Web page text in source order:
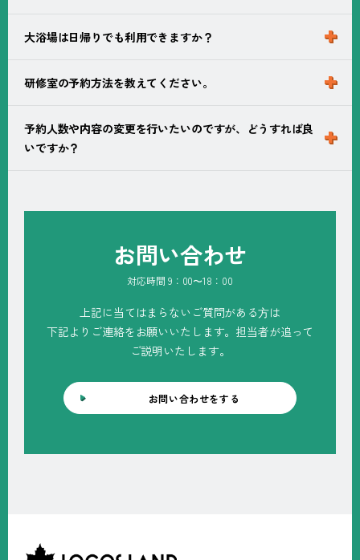
団体の宿泊、BBQのご予約は180日前より承っておりま
大浴場は日帰りでも利用できますか？
ご利用可能です。プラムイン城陽1階にて19時まで受付し
様は事前にお問合せ下さい。
研修室の予約方法を教えてください。
研修室のご予約はお電話にて承っております。プラムイ
ン城陽までお電話下さい。
予約人数や内容の変更を行いたいのですが、どうすれば良
いですか？
せ下さい。
お問い合わせ
対応時間 9：00〜18：00
上記に当てはまらないご質問がある⽅は
下記よりご連絡をお願いいたします。担当者が追って
ご説明いたします。
お問い合わせをする